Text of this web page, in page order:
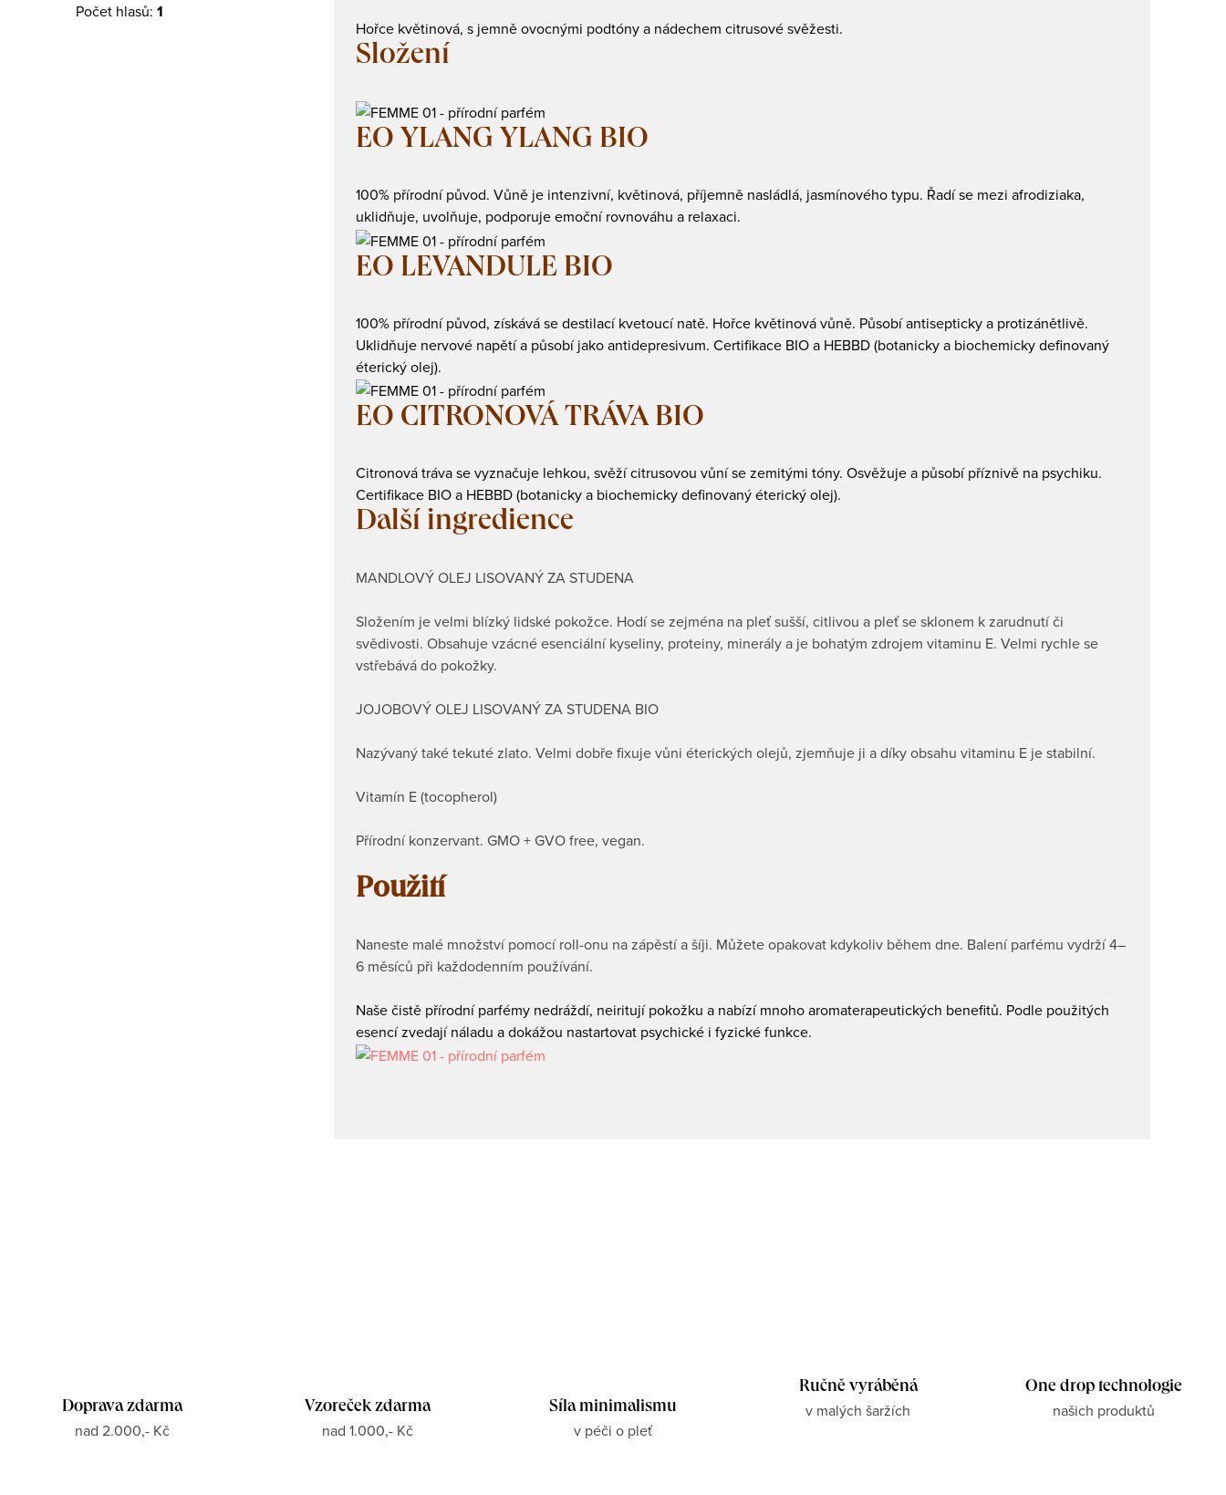
Počet hlasů: 1
Hořce květinová, s jemně ovocnými podtóny a nádechem citrusové svěžesti.
Složení
EO YLANG YLANG BIO
100% přírodní původ. Vůně je intenzivní, květinová, příjemně nasládlá, jasmínového typu. Řadí se mezi afrodiziaka,
uklidňuje, uvolňuje, podporuje emoční rovnováhu a relaxaci.
EO LEVANDULE BIO
100% přírodní původ, získává se destilací kvetoucí natě. Hořce květinová vůně. Působí antisepticky a protizánětlivě.
Uklidňuje nervové napětí a působí jako antidepresivum. Certifikace BIO a HEBBD (botanicky a biochemicky definovaný
éterický olej).
EO CITRONOVÁ TRÁVA BIO
Citronová tráva se vyznačuje lehkou, svěží citrusovou vůní se zemitými tóny. Osvěžuje a působí příznivě na psychiku.
Certifikace BIO a HEBBD (botanicky a biochemicky definovaný éterický olej).
Další ingredience
MANDLOVÝ OLEJ LISOVANÝ ZA STUDENA
Složením je velmi blízký lidské pokožce. Hodí se zejména na pleť sušší, citlivou a pleť se sklonem k zarudnutí či
svědivosti. Obsahuje vzácné esenciální kyseliny, proteiny, minerály a je bohatým zdrojem vitaminu E. Velmi rychle se
vstřebává do pokožky.
JOJOBOVÝ OLEJ LISOVANÝ ZA STUDENA BIO
Nazývaný také tekuté zlato. Velmi dobře fixuje vůni éterických olejů, zjemňuje ji a díky obsahu vitaminu E je stabilní.
Vitamín E (tocopherol)
Přírodní konzervant. GMO + GVO free, vegan.
Použití
Naneste malé množství pomocí roll-onu na zápěstí a šíji. Můžete opakovat kdykoliv během dne. Balení parfému vydrží 4–
6 měsíců při každodenním používání.
Naše čistě přírodní parfémy nedráždí, neiritují pokožku a nabízí mnoho aromaterapeutických benefitů. Podle použitých
esencí zvedají náladu a dokážou nastartovat psychické i fyzické funkce.
Doprava zdarma
nad 2.000,- Kč
Vzoreček zdarma
nad 1.000,- Kč
Síla minimalismu
v péči o pleť
Ručně vyráběná
v malých šaržích
One drop technologie
našich produktů